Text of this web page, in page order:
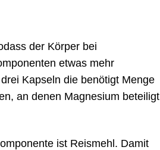
der Körper bei
etwas mehr
Kapseln die benötigt Menge
an denen Magnesium beteiligt
ist Reismehl. Damit